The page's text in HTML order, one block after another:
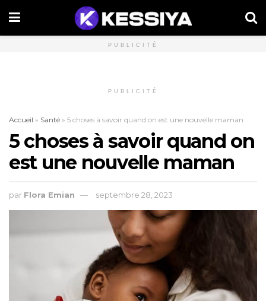
PUBLICITÉ
PUBLICITÉ
Accueil » Santé » 5 choses à savoir quand on est une nouvelle maman
5 choses à savoir quand on
est une nouvelle maman
par Flora Emian septembre 28, 2023